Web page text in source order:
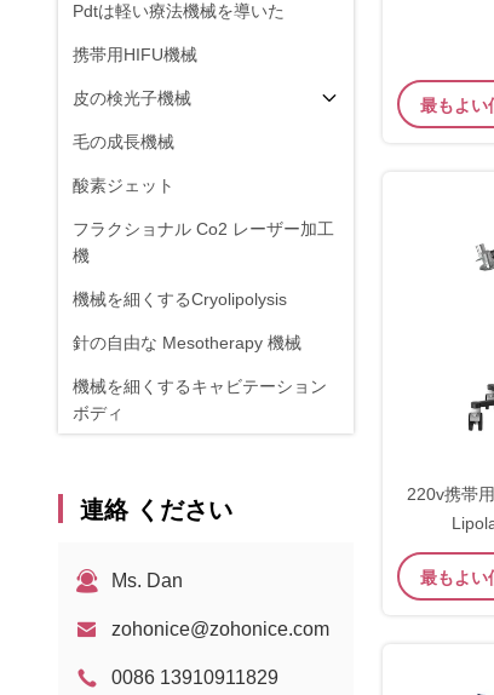
Pdtは軽い療法機械を導いた
携帯用HIFU機械
皮の検光子機械
毛の成長機械
酸素ジェット
フラクショナル Co2 レーザー加工
機
機械を細くするCryolipolysis
針の自由な Mesotherapy 機械
機械を細くするキャビテーション
ボディ
RF機器
1470nmダイオードレーザー
連絡 ください
Ms. Dan
zohonice@zohonice.com
0086 13910911829
最もよい
220v携帯
最もよい